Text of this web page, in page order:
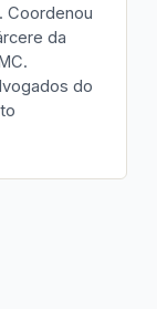
Coordenou
da
do